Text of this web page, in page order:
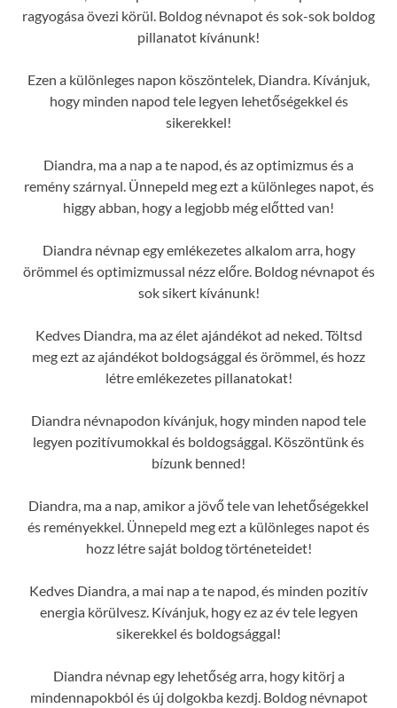
ragyogása övezi körül. Boldog névnapot és sok-sok boldog
pillanatot kívánunk!
Ezen a különleges napon köszöntelek, Diandra. Kívánjuk,
hogy minden napod tele legyen lehetőségekkel és
sikerekkel!
Diandra, ma a nap a te napod, és az optimizmus és a
remény szárnyal. Ünnepeld meg ezt a különleges napot, és
higgy abban, hogy a legjobb még előtted van!
Diandra névnap egy emlékezetes alkalom arra, hogy
örömmel és optimizmussal nézz előre. Boldog névnapot és
sok sikert kívánunk!
Kedves Diandra, ma az élet ajándékot ad neked. Töltsd
meg ezt az ajándékot boldogsággal és örömmel, és hozz
létre emlékezetes pillanatokat!
Diandra névnapodon kívánjuk, hogy minden napod tele
legyen pozitívumokkal és boldogsággal. Köszöntünk és
bízunk benned!
Diandra, ma a nap, amikor a jövő tele van lehetőségekkel
és reményekkel. Ünnepeld meg ezt a különleges napot és
hozz létre saját boldog történeteidet!
Kedves Diandra, a mai nap a te napod, és minden pozitív
energia körülvesz. Kívánjuk, hogy ez az év tele legyen
sikerekkel és boldogsággal!
Diandra névnap egy lehetőség arra, hogy kitörj a
mindennapokból és új dolgokba kezdj. Boldog névnapot